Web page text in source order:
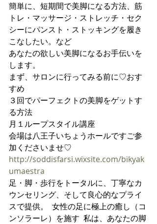
簡単に、短期間で美脚になる方法、筋
トレ・マッサージ・ストレッチ・セク
シーにパンスト・ストッキングを履き
こなしたい。など
あなたの欲しい美脚になるお手伝いを
します。
まず、サロンに行ってみる前に♡おす
すめ
３回でパーフェクトの美脚をゲットす
る方法
月１ループスタイル講座
会場は八王子いちょうホールですご参
加くださいませ♡
http://soddisfarsi.wixsite.com/bikyak
umaestra
足・脚・歩行をトータルに、丁寧なカ
ウンセリング、そして良心的なプライ
スで提供。  女性の足に極上の癒し（コ
ンソラーレ）を施す  私は、あなたの脚